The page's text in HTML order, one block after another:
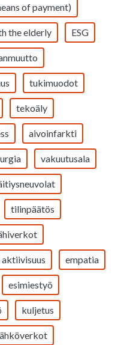
of payment)
the elderly ESG
tukimuodot
tekoäly
aivoinfarkti
vakuutusala
tilinpäätös
empatia
esimiestyö
kuljetus